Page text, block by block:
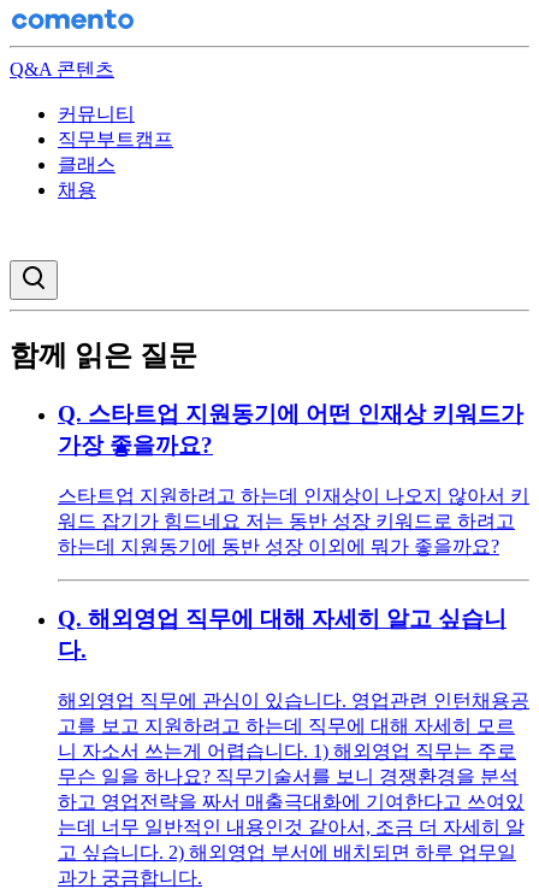
Q&A 콘텐츠
커뮤니티
직무부트캠프
클래스
채용
함께 읽은 질문
Q. 스타트업 지원동기에 어떤 인재상 키워드가
가장 좋을까요?
스타트업 지원하려고 하는데 인재상이 나오지 않아서 키
워드 잡기가 힘드네요 저는 동반 성장 키워드로 하려고
하는데 지원동기에 동반 성장 이외에 뭐가 좋을까요?
Q. 해외영업 직무에 대해 자세히 알고 싶습니
다.
해외영업 직무에 관심이 있습니다. 영업관련 인턴채용공
고를 보고 지원하려고 하는데 직무에 대해 자세히 모르
니 자소서 쓰는게 어렵습니다. 1) 해외영업 직무는 주로
무슨 일을 하나요? 직무기술서를 보니 경쟁환경을 분석
하고 영업전략을 짜서 매출극대화에 기여한다고 쓰여있
는데 너무 일반적인 내용인것 같아서, 조금 더 자세히 알
고 싶습니다. 2) 해외영업 부서에 배치되면 하루 업무일
과가 궁금합니다.